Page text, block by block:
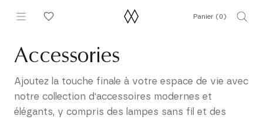
Panier (0)
Accessories
Ajoutez la touche finale à votre espace de vie avec
notre collection d'accessoires modernes et
élégants, y compris des lampes sans fil et des